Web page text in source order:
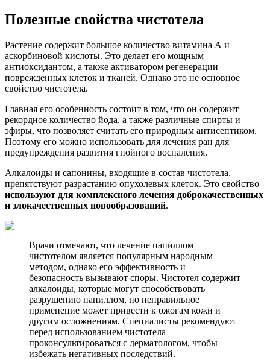
Полезные свойства чистотела
Растение содержит большое количество витамина А и
аскорбиновой кислоты. Это делает его мощным
антиоксидантом, а также активатором регенерации
поврежденных клеток и тканей. Однако это не основное
свойство чистотела.
Главная его особенность состоит в том, что он содержит
рекордное количество йода, а также различные спирты и
эфиры, что позволяет считать его природным антисептиком.
Поэтому его можно использовать для лечения ран для
предупреждения развития гнойного воспаления.
Алкалоиды и сапонины, входящие в состав чистотела,
препятствуют разрастанию опухолевых клеток. Это свойство
используют для комплексного лечения доброкачественных
и злокачественных новообразований.
Врачи отмечают, что лечение папиллом
чистотелом является популярным народным
методом, однако его эффективность и
безопасность вызывают споры. Чистотел содержит
алкалоиды, которые могут способствовать
разрушению папиллом, но неправильное
применение может привести к ожогам кожи и
другим осложнениям. Специалисты рекомендуют
перед использованием чистотела
проконсультироваться с дерматологом, чтобы
избежать негативных последствий.